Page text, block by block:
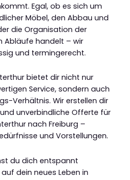
Egal, ob es sich um
Möbel, den Abbau und
die Organisation der
Abläufe handelt – wir
und termingerecht.
bietet dir nicht nur
Service, sondern auch
Verhältnis. Wir erstellen dir
unverbindliche Offerte für
nach Freiburg –
und Vorstellungen.
du dich entspannt
dein neues Leben in